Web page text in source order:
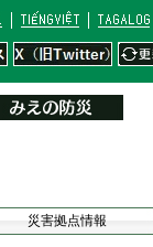
災害拠点情報